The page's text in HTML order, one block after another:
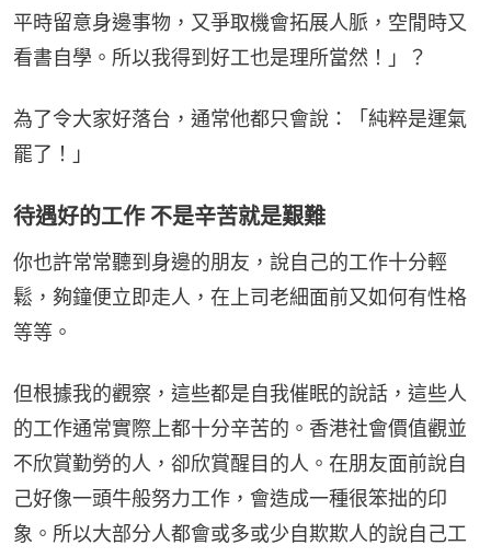
平時留意身邊事物，又爭取機會拓展人脈，空閒時又
看書自學。所以我得到好工也是理所當然！」？
為了令大家好落台，通常他都只會說：「純粹是運氣
罷了！」
待遇好的工作 不是辛苦就是艱難
你也許常常聽到身邊的朋友，說自己的工作十分輕
鬆，夠鐘便立即走人，在上司老細面前又如何有性格
等等。
但根據我的觀察，這些都是自我催眠的說話，這些人
的工作通常實際上都十分辛苦的。香港社會價值觀並
不欣賞勤勞的人，卻欣賞醒目的人。在朋友面前說自
己好像一頭牛般努力工作，會造成一種很笨拙的印
象。所以大部分人都會或多或少自欺欺人的說自己工